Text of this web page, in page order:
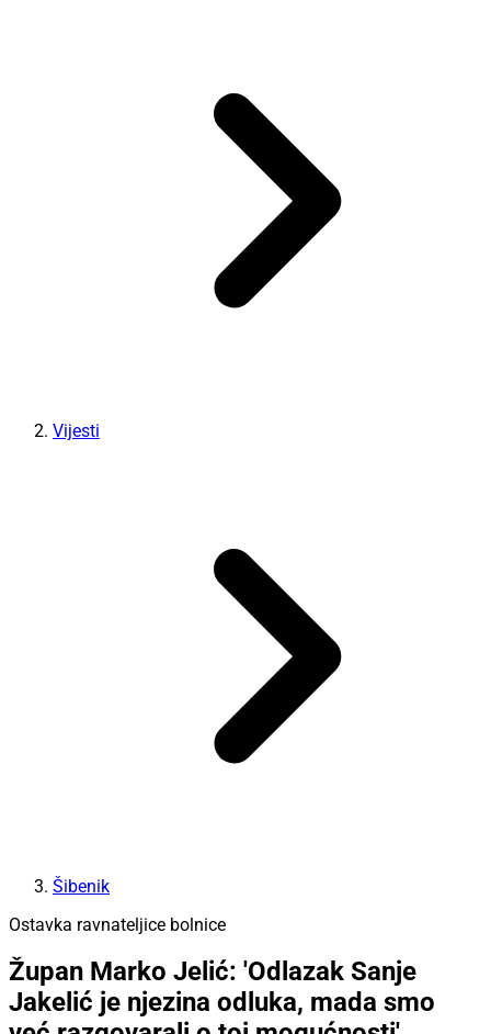
Vijesti
Šibenik
Ostavka ravnateljice bolnice
Župan Marko Jelić: 'Odlazak Sanje
Jakelić je njezina odluka, mada smo